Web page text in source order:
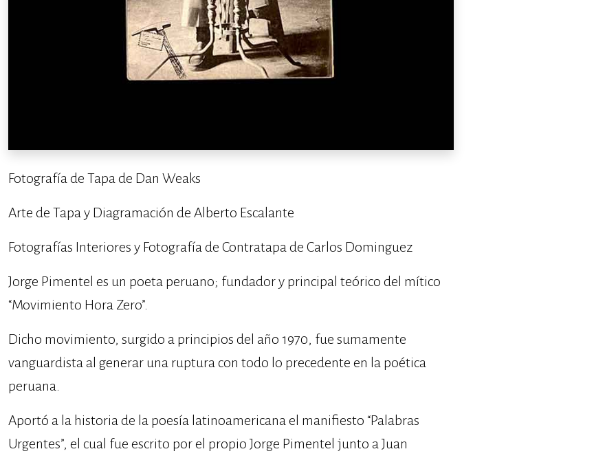
Fotografía de Tapa de Dan Weaks
Arte de Tapa y Diagramación de Alberto Escalante
Fotografías Interiores y Fotografía de Contratapa de Carlos Dominguez
Jorge Pimentel es un poeta peruano; fundador y principal teórico del mítico
“Movimiento Hora Zero”.
Dicho movimiento, surgido a principios del año 1970, fue sumamente
vanguardista al generar una ruptura con todo lo precedente en la poética
peruana.
Aportó a la historia de la poesía latinoamericana el manifiesto “Palabras
Urgentes”, el cual fue escrito por el propio Jorge Pimentel junto a Juan